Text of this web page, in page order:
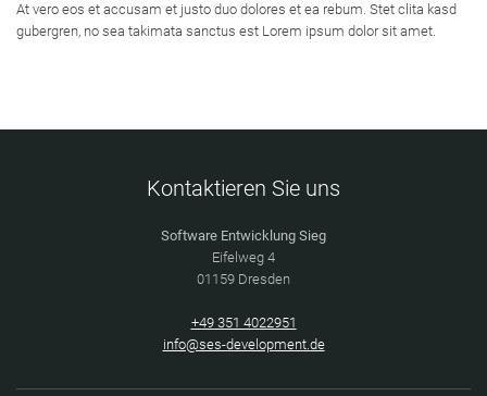
At vero eos et accusam et justo duo dolores et ea rebum. Stet clita kasd
gubergren, no sea takimata sanctus est Lorem ipsum dolor sit amet.
Kontaktieren Sie uns
Software Entwicklung Sieg
Eifelweg 4
01159 Dresden
+49 351 4022951
info@ses-development.de